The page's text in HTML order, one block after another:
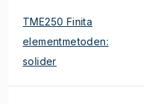
TME250 Finita
elementmetoden:
solider